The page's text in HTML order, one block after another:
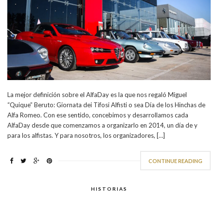
La mejor definición sobre el AlfaDay es la que nos regaló Miguel
“Quique” Beruto: Giornata dei Tifosi Alfisti o sea Día de los Hinchas de
Alfa Romeo. Con ese sentido, concebimos y desarrollamos cada
AlfaDay desde que comenzamos a organizarlo en 2014, un día de y
para los alfistas. Y para nosotros, los organizadores, […]
CONTINUE READING
HISTORIAS